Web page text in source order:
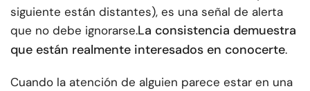
siguiente están distantes), es una señal de alerta
que no debe ignorarse.La consistencia demuestra
que están realmente interesados en conocerte.
Cuando la atención de alguien parece estar en una